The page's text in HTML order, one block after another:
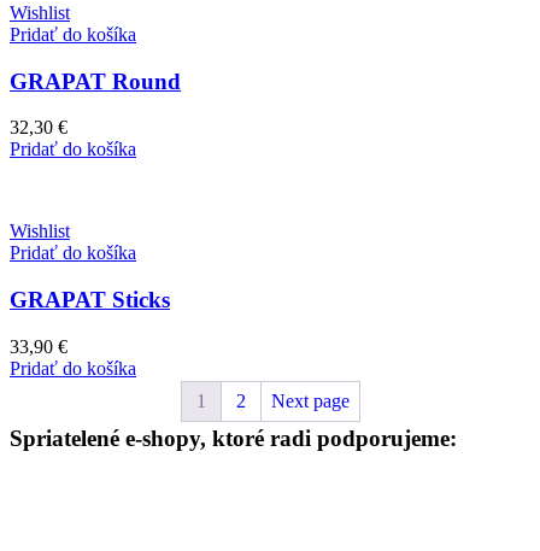
Wishlist
Pridať do košíka
GRAPAT Round
32,30 €
Pridať do košíka
Wishlist
Pridať do košíka
GRAPAT Sticks
33,90 €
Pridať do košíka
1
2 Next page
Spriatelené e-shopy, ktoré radi podporujeme: